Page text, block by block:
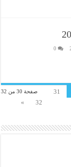
0
صفحة 30 من 32
31
32
»